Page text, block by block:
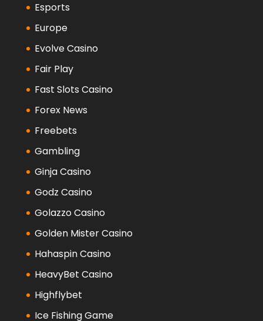
Esports
Europe
Evolve Casino
Fair Play
Fast Slots Casino
Forex News
Freebets
Gambling
Ginja Casino
Godz Casino
Golazzo Casino
Golden Mister Casino
Hahaspin Casino
HeavyBet Casino
Highflybet
Ice Fishing Game